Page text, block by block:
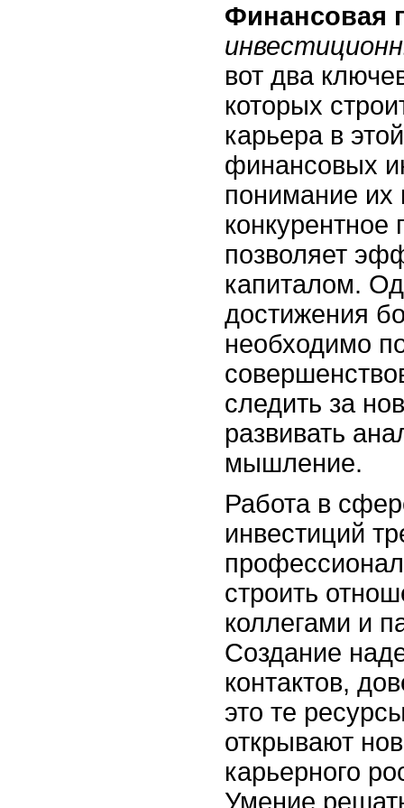
Финансовая
вот два
которых
карьера в
финансовых
понимание их
позволяет
капиталом.
достижения
необходимо
следить за
развивать
мышление.
Работа в
инвестиций
строить
коллегами и
Создание
контактов,
это те
открывают
карьерного
Умение